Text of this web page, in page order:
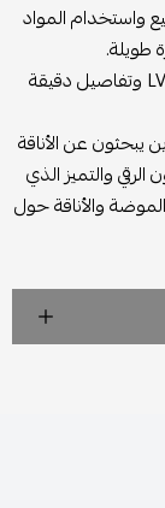
واستخدام المواد
طويلة.
تحمل محافظ لويس فويتون شعار العلامة التجارية LV وتفاصيل دقيقة
يبحثون عن الأناقة
والتميز الذي
والأناقة حول